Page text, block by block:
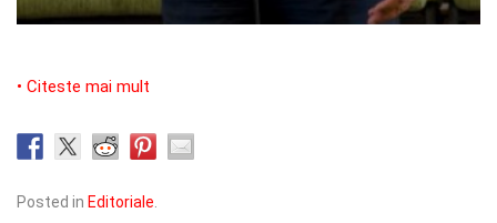
• Citeste mai mult
Posted in Editoriale.